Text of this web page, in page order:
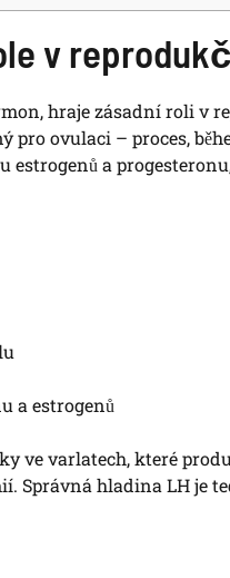
v
hraje zásadní roli v
pro ovulaci – proces,
estrogenů a
a estrogenů
ve varlatech, které
Správná hladina LH je